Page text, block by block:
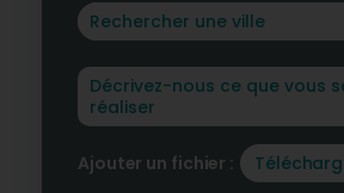
Ajouter un fichier :